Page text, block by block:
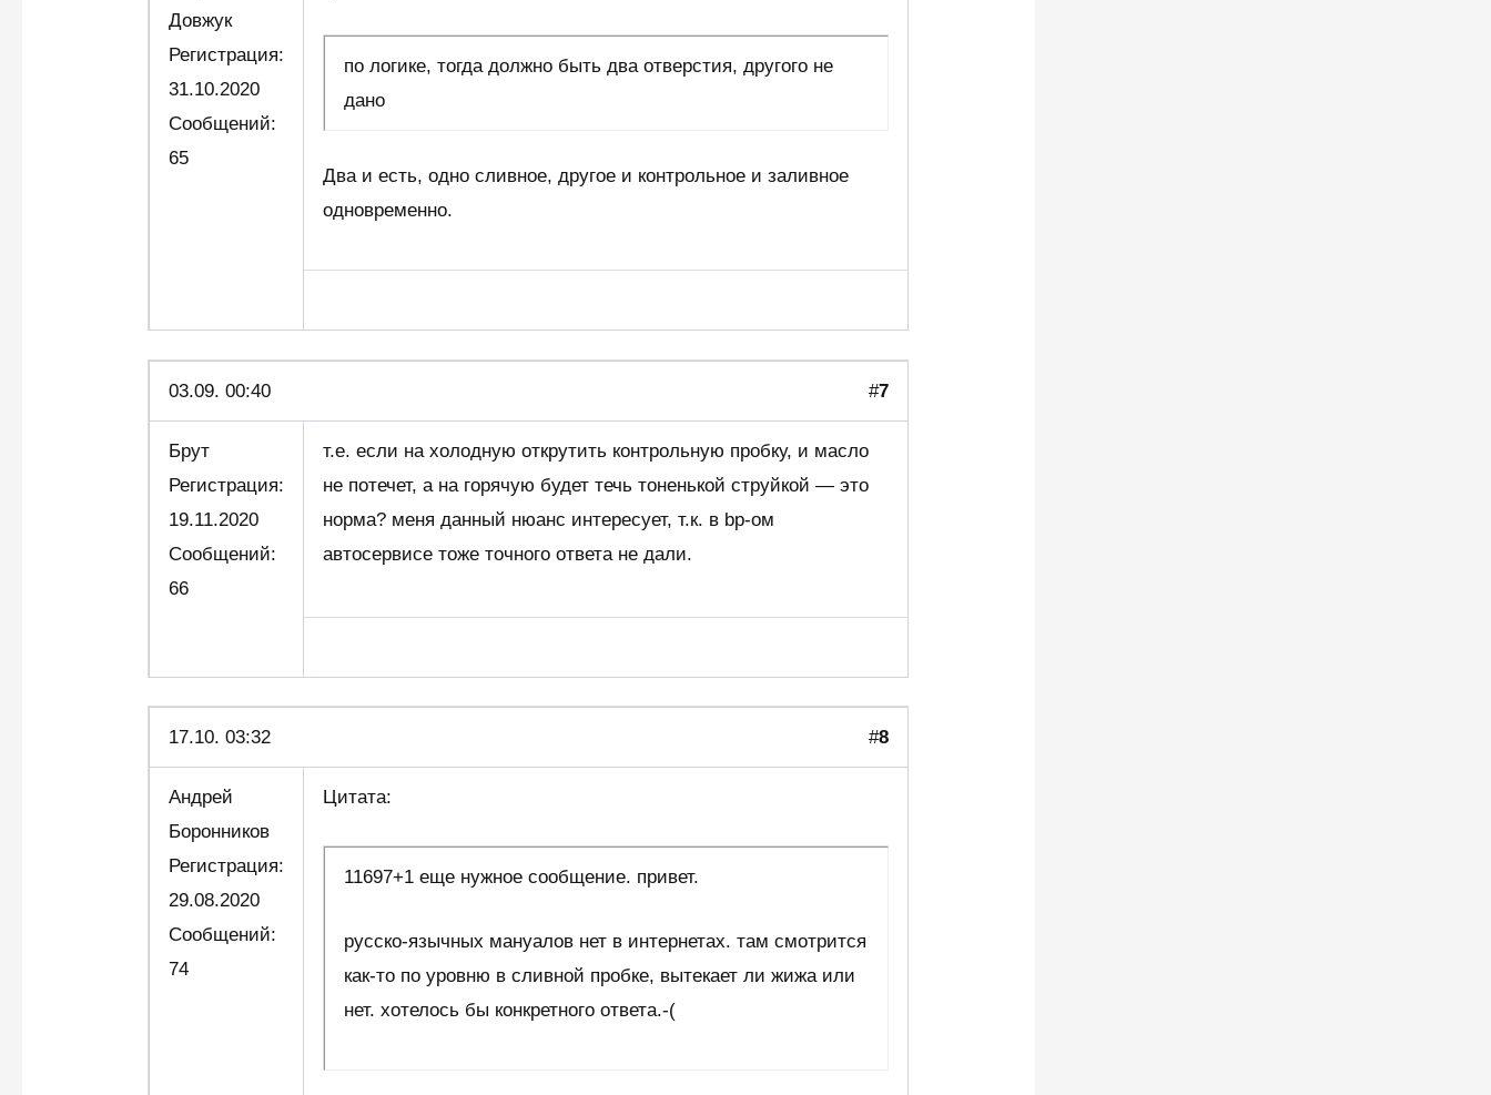
Довжук
Регистрация:
31.10.2020
Сообщений:
65
по логике, тогда должно быть два отверстия, другого не
дано
Два и есть, одно сливное, другое и контрольное и заливное
одновременно.
03.09. 00:40 #7
Брут
Регистрация:
19.11.2020
Сообщений:
66
т.е. если на холодную открутить контрольную пробку, и масло
не потечет, а на горячую будет течь тоненькой струйкой — это
норма? меня данный нюанс интересует, т.к. в bp-ом
автосервисе тоже точного ответа не дали.
17.10. 03:32 #8
Андрей
Боронников
Регистрация:
29.08.2020
Сообщений:
74
Цитата:
11697+1 еще нужное сообщение. привет.
русско-язычных мануалов нет в интернетах. там смотрится
как-то по уровню в сливной пробке, вытекает ли жижа или
нет. хотелось бы конкретного ответа.-(